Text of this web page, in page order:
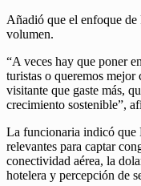
Añadió que el enfoque de
volumen.
“A veces hay que poner
turistas o queremos mejor
visitante que gaste más,
crecimiento sostenible”,
La funcionaria indicó que
relevantes para captar
conectividad aérea, la
hotelera y percepción de